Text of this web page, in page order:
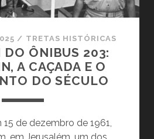
CHAMA
DE
IDIOTA?
/ TRETAS HISTÓRICAS
DO ÔNIBUS 203:
A CAÇADA E O
DO SÉCULO
15 de dezembro de 1961,